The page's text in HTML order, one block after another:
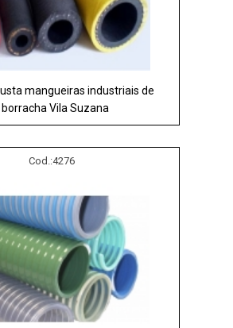
mangueiras industriais de
borracha Vila Suzana
Cod.:4276